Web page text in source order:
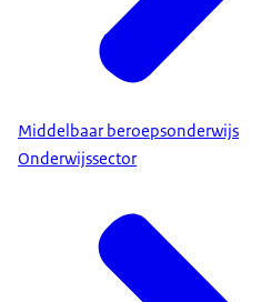
Middelbaar beroepsonderwijs
Onderwijssector